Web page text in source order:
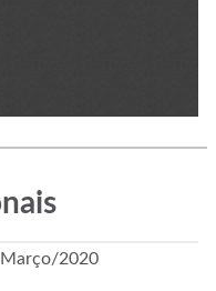
2020